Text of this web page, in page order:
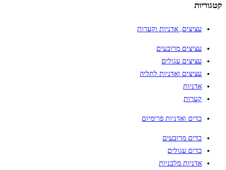
קטגוריות
עציצים, אדניות וקערות
עציצים מרובעים
עציצים עגולים
עציצים ואדניות לתליה
אדניות
קערות
כדים ואדניות פרימיום
כדים מרובעים
כדים עגולים
אדניות מלבניות